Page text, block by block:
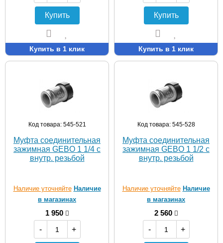
Купить
Купить в 1 клик
Купить
Купить в 1 клик
Код товара: 545-521
Муфта соединительная
зажимная GEBO 1 1/4 с
внутр. резьбой
Наличие уточняйте Наличие
в магазинах
1 950
-
+
Код товара: 545-528
Муфта соединительная
зажимная GEBO 1 1/2 с
внутр. резьбой
Наличие уточняйте Наличие
в магазинах
2 560
-
+